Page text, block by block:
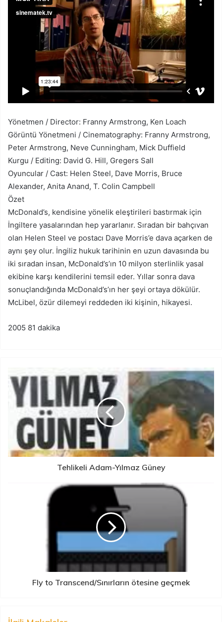
Yönetmen / Director: Franny Armstrong, Ken Loach
Görüntü Yönetmeni / Cinematography: Franny Armstrong,
Peter Armstrong, Neve Cunningham, Mick Duffield
Kurgu / Editing: David G. Hill, Gregers Sall
Oyuncular / Cast: Helen Steel, Dave Morris, Bruce
Alexander, Anita Anand, T. Colin Campbell
Özet
McDonald’s, kendisine yönelik eleştirileri bastırmak için
İngiltere yasalarından hep yararlanır. Sıradan bir bahçıvan
olan Helen Steel ve postacı Dave Morris’e dava açarken de
aynı şey olur. İngiliz hukuk tarihinin en uzun davasında bu
iki sıradan insan, McDonald’s’ın 10 milyon sterlinlik yasal
ekibine karşı kendilerini temsil eder. Yıllar sonra dava
sonuçlandığında McDonald’s’ın her şeyi ortaya dökülür.
McLibel, özür dilemeyi reddeden iki kişinin, hikayesi.
2005 81 dakika
Tehlikeli Adam-Yılmaz Güney
Fly to Transcend/Sınırların ötesine geçmek